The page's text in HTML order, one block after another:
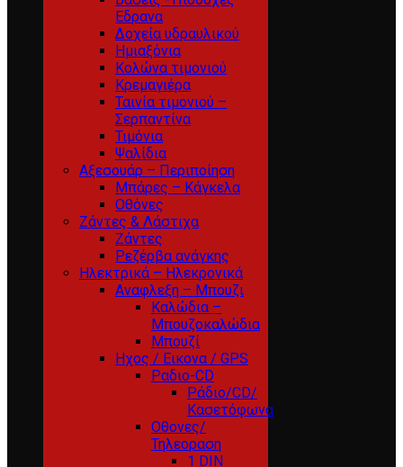
Εδρανα
Δοχεία υδραυλικού
Ημιαξόνια
Κολώνα τιμονιού
Κρεμαγιέρα
Ταινία τιμονιού –
Σερπαντίνα
Τιμόνια
Ψαλίδια
Αξεσουάρ – Περιποίηση
Μπάρες – Κάγκελα
Οθόνες
Ζάντες & Λάστιχα
Ζάντες
Ρεζέρβα ανάγκης
Ηλεκτρικά – Ηλεκρονικά
Αναφλεξη – Μπουζι
Καλώδια –
Μπουζοκαλώδια
Μπουζί
Ηχος / Εικονα / GPS
Ραδιο-CD
Ράδιο/CD/
Κασετόφωνα
Οθονες/
Τηλεοραση
1 DIN